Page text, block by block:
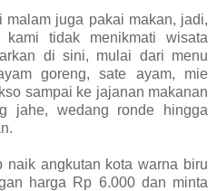
malam juga pakai makan, jadi,
tidak menikmati wisata
di sini, mulai dari menu
goreng, sate ayam, mie
sampai ke jajanan makanan
jahe, wedang ronde hingga
naik angkutan kota warna biru
harga Rp 6.000 dan minta